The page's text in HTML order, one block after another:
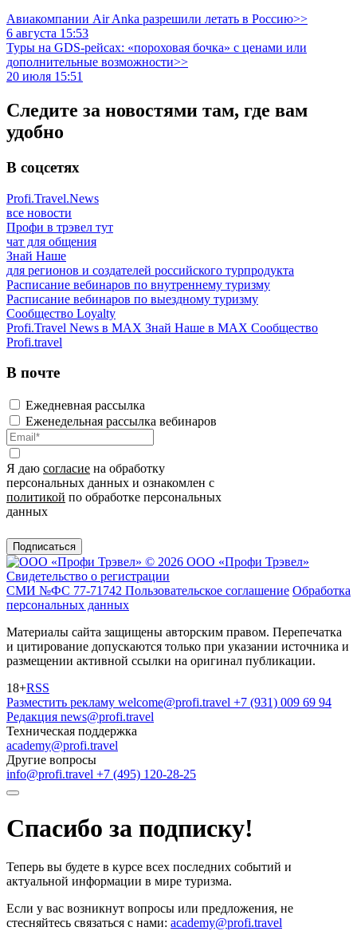
Авиакомпании Air Anka разрешили летать в Россию>>
6 августа 15:53
Туры на GDS-рейсах: «пороховая бочка» с ценами или
дополнительные возможности>>
20 июля 15:51
Следите за новостями там, где вам
удобно
В соцсетях
Profi.Travel.News
все новости
Профи в трэвел тут
чат для общения
Знай Наше
для регионов и создателей российского турпродукта
Расписание вебинаров по внутреннему туризму
Расписание вебинаров по выездному туризму
Сообщество Loyalty
Profi.Travel News в MAX Знай Наше в MAX Сообщество
Profi.travel
В почте
Ежедневная рассылка
Еженедельная рассылка вебинаров
Я даю согласие на обработку
персональных данных и ознакомлен с
политикой по обработке персональных
данных
Подписаться
© 2026 ООО «Профи Трэвeл»
Свидетельство о регистрации
СМИ №ФС 77-71742 Пользовательское соглашение Обработка
персональных данных
Материалы сайта защищены авторским правом. Перепечатка
и цитирование допускаются только при указании источника и
размещении активной ссылки на оригинал публикации.
18+RSS
Разместить рекламу welcome@profi.travel +7 (931) 009 69 94
Редакция news@profi.travel
Техническая поддержка
academy@profi.travel
Другие вопросы
info@profi.travel +7 (495) 120-28-25
Спасибо за подписку!
Теперь вы будете в курсе всех последних событий и
актуальной информации в мире туризма.
Если у вас возникнут вопросы или предложения, не
стесняйтесь связаться с нами: academy@profi.travel